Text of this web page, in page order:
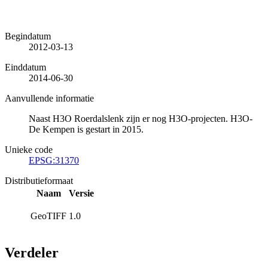
Begindatum
2012-03-13
Einddatum
2014-06-30
Aanvullende informatie
Naast H3O Roerdalslenk zijn er nog H3O-projecten. H3O-
De Kempen is gestart in 2015.
Unieke code
EPSG:31370
Distributieformaat
Naam
Versie
GeoTIFF 1.0
Verdeler